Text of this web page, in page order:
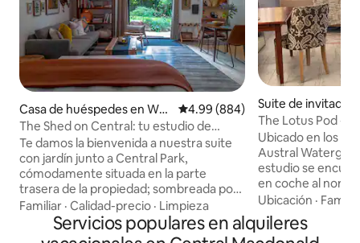
Casa de huéspedes en We
ntworth Falls
Calificación promedio: 4.99 de
4.99 (884)
The Shed on Central: tu estudio de
montaña
Te damos la bienvenida a nuestra suite
con jardín junto a Central Park,
cómodamente situada en la parte
trasera de la propiedad; sombreada por
árboles y setos, con jardines y un
pequeño estanque. La zona está
rodeada de una gran cantidad de
Familiar · Calidad-precio · Limpieza
Suite de invitados
n
The Lotus Pod -
única con vistas
Ubicado en los
Austral
estudio se
en coche al norte de
puertas del río
aguas de
una escapada
Ubicación ·
Servicios populares en alquileres